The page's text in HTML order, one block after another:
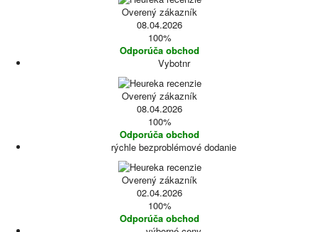
Overený zákazník
08.04.2026
100%
Odporúča obchod
Vybotnr
Overený zákazník
08.04.2026
100%
Odporúča obchod
rýchle bezproblémové dodanie
Overený zákazník
02.04.2026
100%
Odporúča obchod